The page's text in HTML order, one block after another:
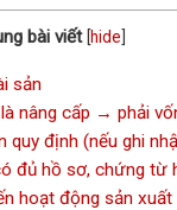
bài viết [hide
sản
nâng cấp → phải
quy định (nếu ghi
đủ hồ sơ, chứng từ
hoạt động sản xuất